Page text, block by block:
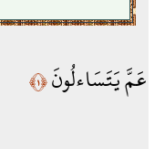
عَمَّ يَتَسَاءلُونَ﴿١﴾